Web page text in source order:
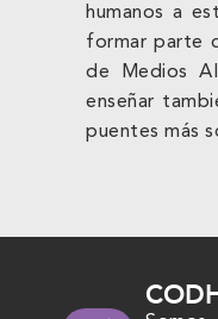
humanos a
formar parte
de Medios
enseñar
puentes más